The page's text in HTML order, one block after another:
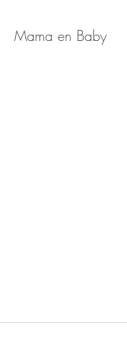
Mama en Baby